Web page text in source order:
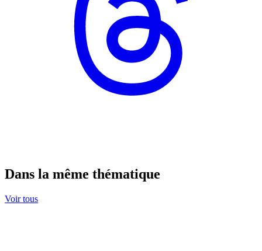
Dans la même thématique
Voir tous